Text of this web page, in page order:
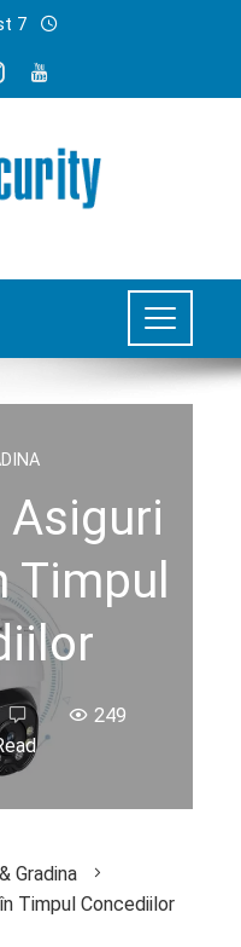
7
Asiguri
Timpul
249
Gradina
Timpul Concediilor